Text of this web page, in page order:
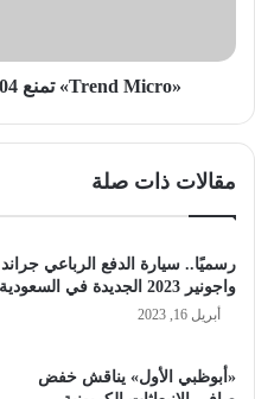
«Trend Micro» تمنع 104 مليون تهديد في الإمارات
مقالات ذات صلة
رسميًا.. سيارة الدفع الرباعي جراند
واجونير 2023 الجديدة في السعودية
أبريل 16, 2023
«أبوظبي الأول» يناقش خفض